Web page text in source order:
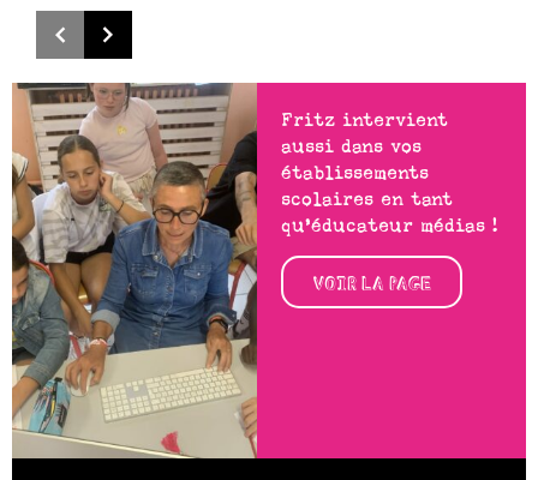
Fritz intervient
aussi dans vos
établissements
scolaires en tant
qu’éducateur médias !
VOIR LA PAGE